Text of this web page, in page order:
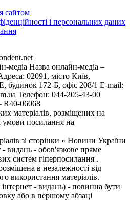
сайтом
і персональних даних
медіа Назва онлайн-медіа –
02091, місто Київ,
172-Б, офіс 208/1 E-mail:
Телефон: 044-205-43-00
R40-06068
матеріалів, розміщених на
умови посилання на
зі сторінки « Новини України
- видань - обов'язкове пряме
систем гіперпосилання .
в незалежності від
використання матеріалів.
- видань) - повинна бути
або в першому абзаці